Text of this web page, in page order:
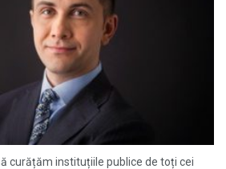
curățăm instituțiile publice de toți cei